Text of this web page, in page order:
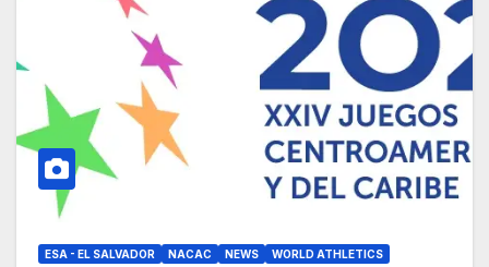
ESA - EL SALVADOR NACAC NEWS WORLD ATHLETICS